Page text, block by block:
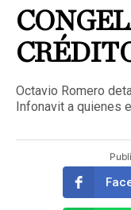
Octavio Romero
Infonavit a quienes